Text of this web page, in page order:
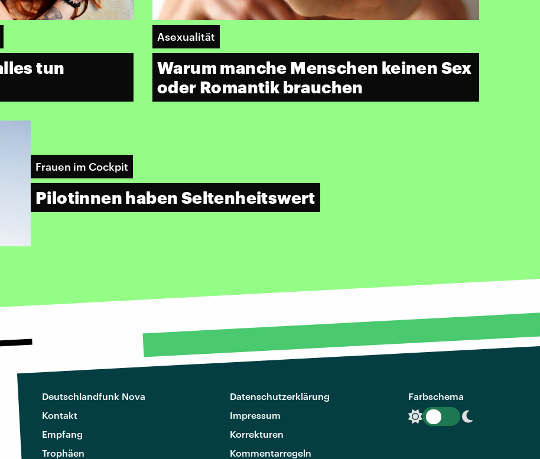
tun
Asexualität
Warum manche Menschen keinen Sex
oder Romantik brauchen
Frauen im Cockpit
Pilotinnen haben Seltenheitswert
Deutschlandfunk Nova
Kontakt
Empfang
Trophäen
Datenschutzerklärung
Impressum
Korrekturen
Kommentarregeln
Farbschema